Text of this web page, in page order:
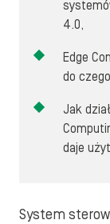
4.0,
Edge
do
Jak
daje
System